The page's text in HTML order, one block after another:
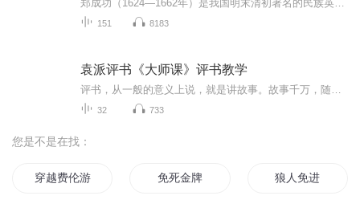
151 8183
袁派评书《大师课》评书教学
32 733
您是不是在找：
穿越费伦游记 免死金牌 狼人免进